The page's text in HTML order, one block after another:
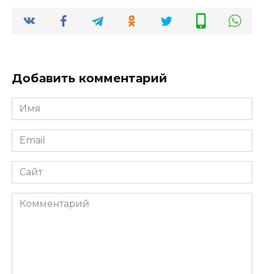
Добавить комментарий
Имя
*
Email
*
Сайт
Комментарий